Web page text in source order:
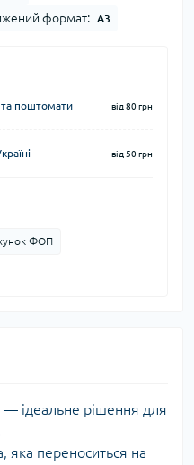
формат: А3
поштомати від 80 грн
від 50 грн
ФОП
ідеальне рішення для
яка переноситься на